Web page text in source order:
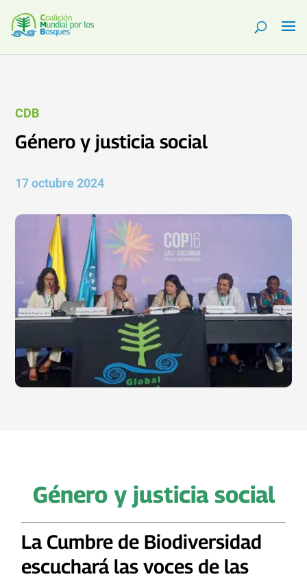
CDB
Género y justicia social
17 octubre 2024
Género y justicia social
La Cumbre de Biodiversidad
escuchará las voces de las